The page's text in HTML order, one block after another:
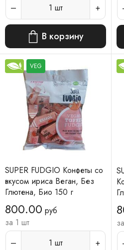
1 шт
В корзину
VEG
SUPER FUDGIO Конфеты со
вкусом ириса Веган, Без
Глютена, Био 150 г
800.00 руб
за 1 шт
1 шт